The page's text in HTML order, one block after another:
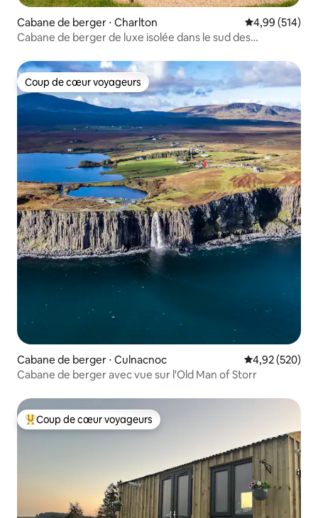
Cabane de berger ⋅ Charlton Évaluation
4,99 (514)
Cabane de berger de luxe isolée dans le sud des
Coup de cœur voyageurs
Coup de cœur voyageurs
Cabane de berger ⋅ Culnacnoc Évaluation
4,92 (520)
Cabane de berger avec vue sur l'Old Man of Storr
Coups de cœur voyageurs les plus appréciés
Coup de cœur voyageurs